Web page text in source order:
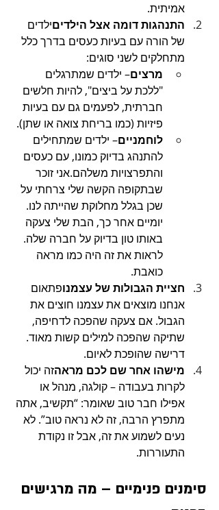
אמיתית.
התנהגות דומה אצל הילדיםילדים
של הורה עם בעיות כעסים בדרך כלל
מתחלקים לשני סוגים:
מרצים– ילדים שמתרגלים
"ללכת על ביצים", להיות חלשים
חברתית, לפעמים גם עם בעיות
פיזיות (כמו בריחת צואה או שתן).
לוחמניים– ילדים שמתחילים
להתנהג בדיוק כמונו, עם כעסים
והתפרצויות משלהם.אני זוכר
שבתקופה הקשה שלי צרחתי על
שכן בגלל מחלוקת שהייתה לנו.
יומיים אחר כך, הבת שלי צעקה
באותו טון בדיוק על חברה שלה.
לראות את זה היה כמו מראה
כואבת.
חציית הגבולות של עצמנופתאום
אנחנו מוצאים את עצמנו חוצים את
הגבול. אם צעקה שהפכה לדחיפה,
שתיקה שהפכה למילים קשות מאוד.
דרישה שהופכת לאיום.
מישהו אחר שם לכם מראהזה יכול
לקרות בעבודה – קולגה, מנהל או
אפילו חבר טוב שאומר: “תקשיב, אתה
מתפרץ הרבה, זה לא נראה טוב”. לא
נעים לשמוע את זה, אבל זו נקודת
התעוררות.
סימנים פנימיים – מה מרגישים